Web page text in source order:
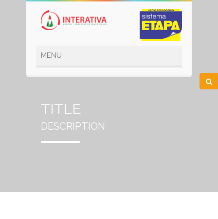
TITLE
DESCRIPTION